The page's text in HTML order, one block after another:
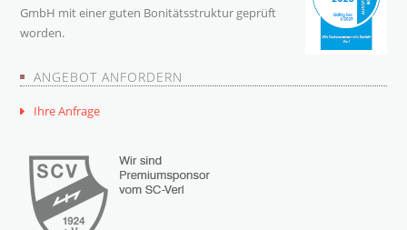
GmbH mit einer guten Bonitätsstruktur geprüft
worden.
ANGEBOT ANFORDERN
Ihre Anfrage